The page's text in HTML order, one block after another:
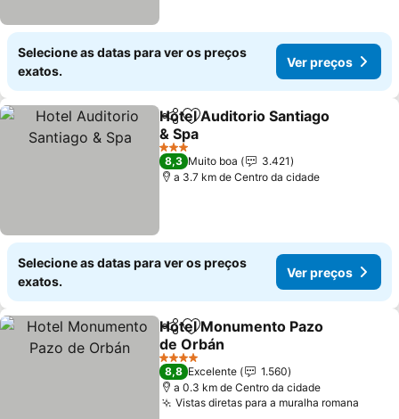
Selecione as datas para ver os preços
exatos.
Ver preços
PartilharAdicionar aos favoritos
Hotel Auditorio Santiago
& Spa
Ver preços
3 Estrelas
8,3 Muito boa
3.421
a 3.7 km de Centro da cidade
Selecione as datas para ver os preços
exatos.
Ver preços
PartilharAdicionar aos favoritos
Hotel Monumento Pazo
de Orbán
Ver preços
4 Estrelas
8,8 Excelente
1.560
a 0.3 km de Centro da cidade
Vistas diretas para a muralha romana